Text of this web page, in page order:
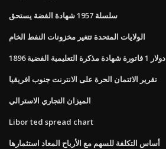
سلسلة 1957 شهادة الفضة يستحق
الولايات المتحدة تتغير مخزونات النفط الخام
1896 دولار 1 فاتورة شهادة مذكرة التعليمية الفضية
تقرير الائتمان الحرة على الانترنت جنوب افريقيا
الميزان التجاري الاسترالي
Libor ted spread chart
أساس التكلفة للسهم مع الأرباح المعاد استثمارها